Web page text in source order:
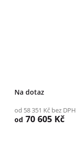
Na dotaz
od 58 351 Kč bez DPH
od 70 605 Kč